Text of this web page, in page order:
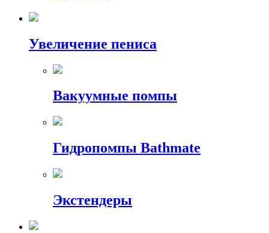
Увеличение пениса
Вакуумные помпы
Гидропомпы Bathmate
Экстендеры